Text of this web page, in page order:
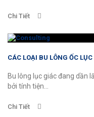
Chi Tiết
CÁC LOẠI BU LÔNG ỐC
Bu lông lục giác đang dần
bởi tính tiện...
Chi Tiết